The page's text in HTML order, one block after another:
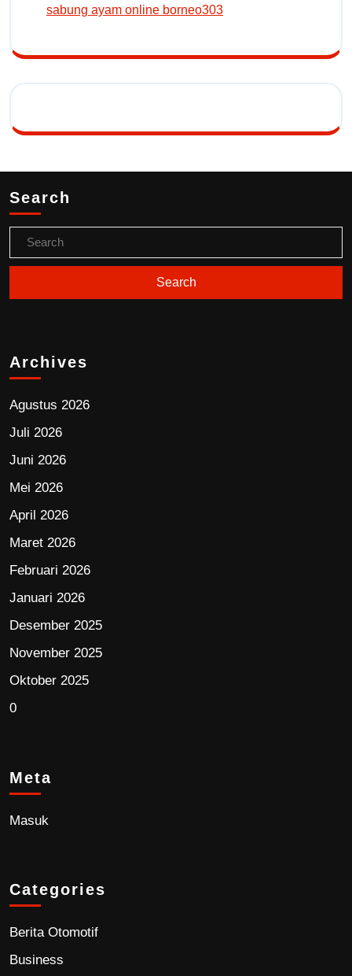
sabung ayam online borneo303
Search
Archives
Agustus 2026
Juli 2026
Juni 2026
Mei 2026
April 2026
Maret 2026
Februari 2026
Januari 2026
Desember 2025
November 2025
Oktober 2025
0
Meta
Masuk
Categories
Berita Otomotif
Business